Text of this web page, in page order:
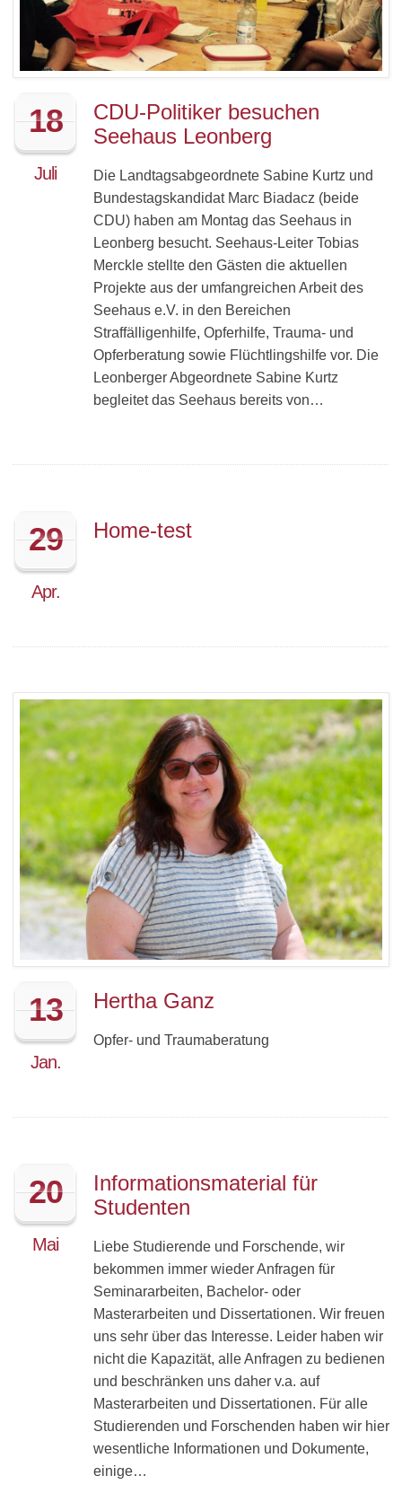
18
Juli
CDU-Politiker besuchen
Seehaus Leonberg
Die Landtagsabgeordnete Sabine Kurtz und
Bundestagskandidat Marc Biadacz (beide
CDU) haben am Montag das Seehaus in
Leonberg besucht. Seehaus-Leiter Tobias
Merckle stellte den Gästen die aktuellen
Projekte aus der umfangreichen Arbeit des
Seehaus e.V. in den Bereichen
Straffälligenhilfe, Opferhilfe, Trauma- und
Opferberatung sowie Flüchtlingshilfe vor. Die
Leonberger Abgeordnete Sabine Kurtz
begleitet das Seehaus bereits von…
29
Apr.
Home-test
13
Jan.
Hertha Ganz
Opfer- und Traumaberatung
20
Mai
Informationsmaterial für
Studenten
Liebe Studierende und Forschende, wir
bekommen immer wieder Anfragen für
Seminararbeiten, Bachelor- oder
Masterarbeiten und Dissertationen. Wir freuen
uns sehr über das Interesse. Leider haben wir
nicht die Kapazität, alle Anfragen zu bedienen
und beschränken uns daher v.a. auf
Masterarbeiten und Dissertationen. Für alle
Studierenden und Forschenden haben wir hier
wesentliche Informationen und Dokumente,
einige…